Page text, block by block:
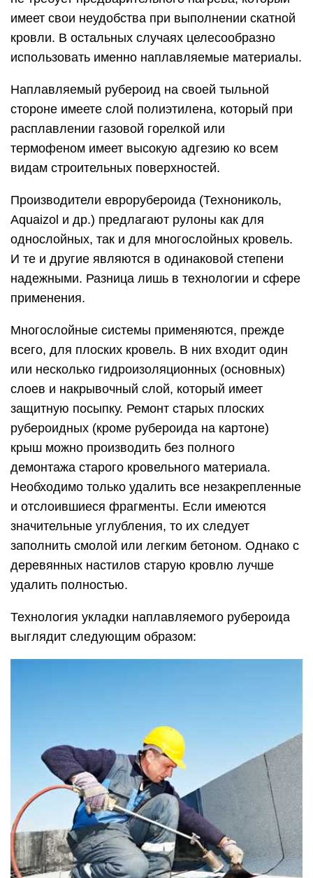
имеет свои неудобства при выполнении скатной
кровли. В остальных случаях целесообразно
использовать именно наплавляемые материалы.
Наплавляемый рубероид на своей тыльной
стороне имеете слой полиэтилена, который при
расплавлении газовой горелкой или
термофеном имеет высокую адгезию ко всем
видам строительных поверхностей.
Производители еврорубероида (Технониколь,
Aquaizol и др.) предлагают рулоны как для
однослойных, так и для многослойных кровель.
И те и другие являются в одинаковой степени
надежными. Разница лишь в технологии и сфере
применения.
Многослойные системы применяются, прежде
всего, для плоских кровель. В них входит один
или несколько гидроизоляционных (основных)
слоев и накрывочный слой, который имеет
защитную посыпку. Ремонт старых плоских
рубероидных (кроме рубероида на картоне)
крыш можно производить без полного
демонтажа старого кровельного материала.
Необходимо только удалить все незакрепленные
и отcлоившиеся фрагменты. Если имеются
значительные углубления, то их следует
заполнить смолой или легким бетоном. Однако с
деревянных настилов старую кровлю лучше
удалить полностью.
Технология укладки наплавляемого рубероида
выглядит следующим образом: